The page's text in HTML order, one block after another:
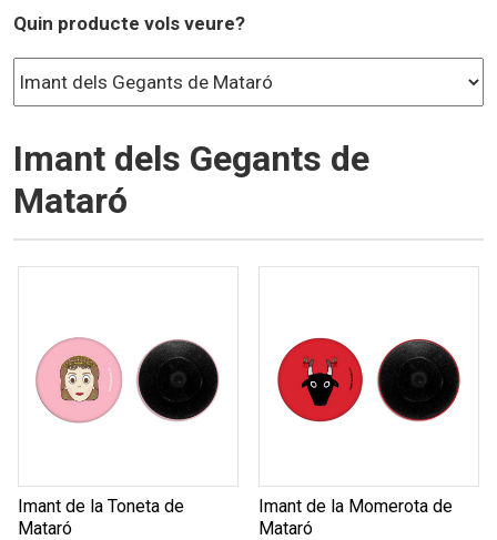
Quin producte vols veure?
Imant dels Gegants de
Mataró
Imant de la Toneta de
Mataró
Imant de la Momerota de
Mataró